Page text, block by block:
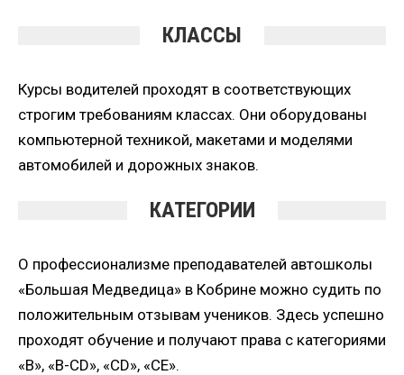
КЛАССЫ
Курсы водителей проходят в соответствующих
строгим требованиям классах. Они оборудованы
компьютерной техникой, макетами и моделями
автомобилей и дорожных знаков.
КАТЕГОРИИ
О профессионализме преподавателей автошколы
«Большая Медведица» в Кобрине можно судить по
положительным отзывам учеников. Здесь успешно
проходят обучение и получают права с категориями
«B», «B-CD», «CD», «CE».